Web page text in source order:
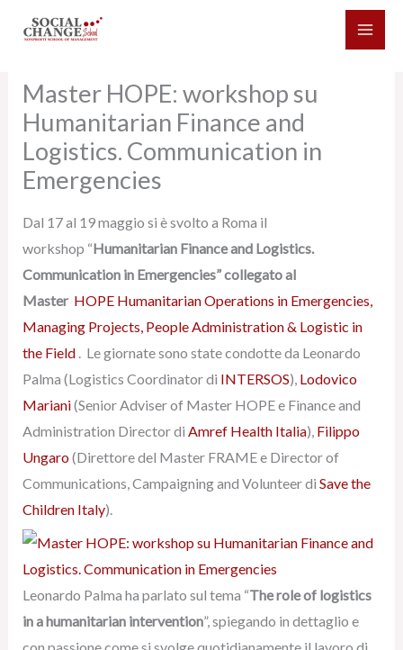
Master HOPE: workshop su
Humanitarian Finance and
Logistics. Communication in
Emergencies
Dal 17 al 19 maggio si è svolto a Roma il
workshop “Humanitarian Finance and Logistics.
Communication in Emergencies”collegato al
Master HOPE Humanitarian Operations in Emergencies,
Managing Projects, People Administration & Logistic in
the Field. Le giornate sono state condotte da Leonardo
Palma (Logistics Coordinator di INTERSOS), Lodovico
Mariani(Senior Adviser of Master HOPE e Finance and
Administration Director di Amref Health Italia), Filippo
Ungaro(Direttore del Master FRAME e Director of
Communications, Campaigning and Volunteer di Save the
Children Italy).
Leonardo Palma ha parlato sul tema “The role of logistics
in a humanitarian intervention”, spiegando in dettaglio e